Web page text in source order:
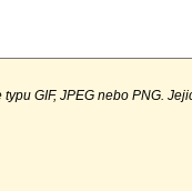
GIF, JPEG nebo PNG.